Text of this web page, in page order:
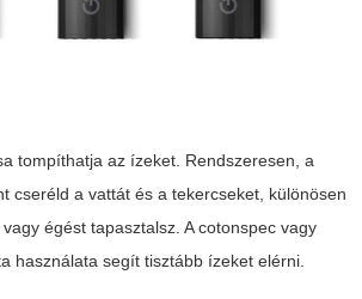
tompíthatja az ízeket. Rendszeresen, a
cseréld a vattát és a tekercseket, különösen
égést tapasztalsz. A cotonspec vagy
használata segít tisztább ízeket elérni.